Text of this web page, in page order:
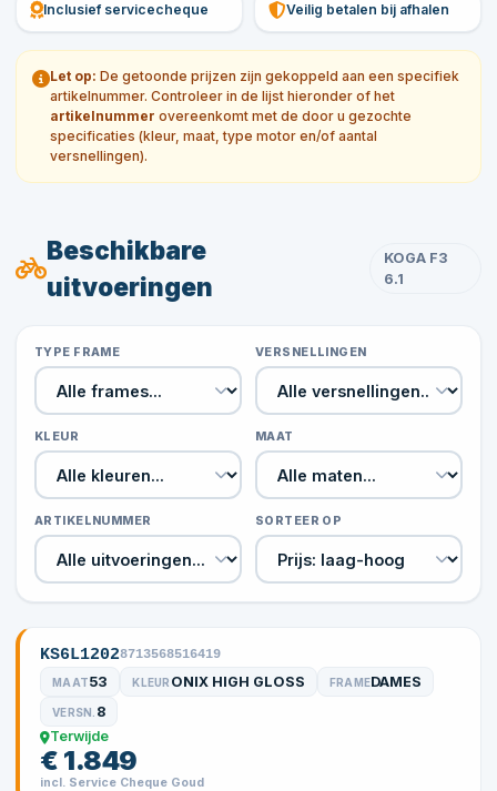
Inclusief servicecheque Veilig betalen bij afhalen
Let op: De getoonde prijzen zijn gekoppeld aan een specifiek
artikelnummer. Controleer in de lijst hieronder of het
artikelnummer overeenkomt met de door u gezochte
specificaties (kleur, maat, type motor en/of aantal
versnellingen).
Beschikbare
uitvoeringen
KOGA F3
6.1
TYPE FRAME VERSNELLINGEN
KLEUR MAAT
ARTIKELNUMMER SORTEER OP
KS6L12028713568516419
MAAT53 KLEUR ONIX HIGH GLOSS FRAMEDAMES
VERSN. 8
Terwijde
€ 1.849
incl. Service Cheque Goud